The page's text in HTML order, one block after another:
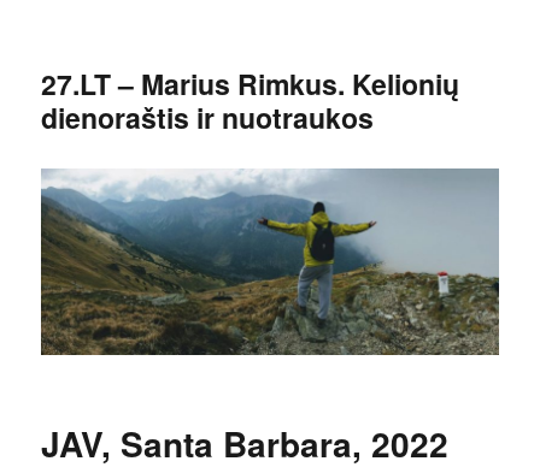
27.LT – Marius Rimkus. Kelionių
dienoraštis ir nuotraukos
JAV, Santa Barbara, 2022